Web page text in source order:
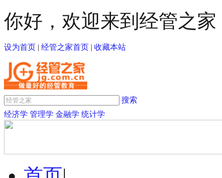
你好，欢迎来到经管之家
设为首页 | 经管之家首页 | 收藏本站
搜索
经济学 管理学 金融学 统计学